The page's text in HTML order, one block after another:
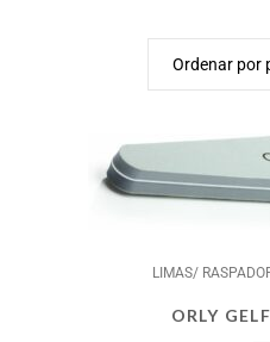
LIMAS/
ORLY